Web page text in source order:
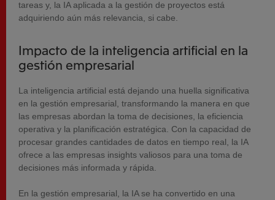
tareas y, la IA aplicada a la gestión de proyectos está
adquiriendo aún más relevancia, si cabe.
Impacto de la inteligencia artificial en la
gestión empresarial
La inteligencia artificial está dejando una huella significativa
en la gestión empresarial, transformando la manera en que
las empresas abordan la toma de decisiones, la eficiencia
operativa y la planificación estratégica. Con la capacidad de
procesar grandes cantidades de datos en tiempo real, la IA
ofrece a las empresas insights valiosos para una toma de
decisiones más informada y rápida.
En la gestión empresarial, la IA se ha convertido en una